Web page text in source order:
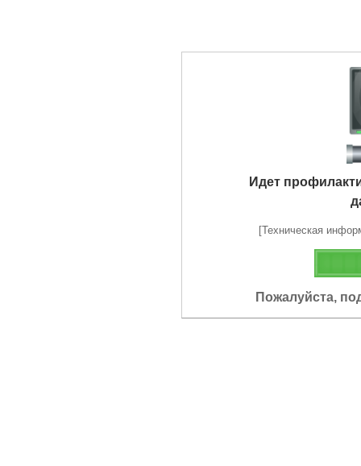
Идет
[Техническая
Пожалуйста,